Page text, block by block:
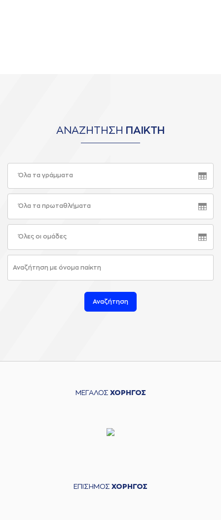
ΑΝΑΖΗΤΗΣΗ ΠΑΙΚΤΗ
Όλα τα γράμματα
Όλα τα πρωταθλήματα
Όλες οι ομάδες
Αναζήτηση
ΜΕΓΑΛΟΣ ΧΟΡΗΓΟΣ
ΕΠΙΣΗΜΟΣ ΧΟΡΗΓΟΣ